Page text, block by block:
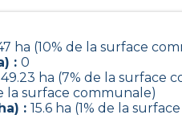
ha (10% de la surface
: 0
ha (7% de la surface
la surface communale)
: 15.6 ha (1% de la